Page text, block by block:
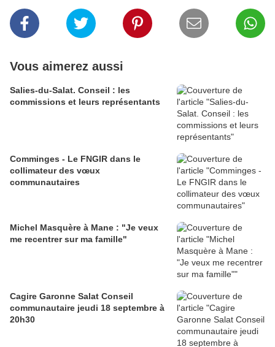
Vous aimerez aussi
Salies-du-Salat. Conseil : les
commissions et leurs représentants
Comminges - Le FNGIR dans le
collimateur des vœux
communautaires
Michel Masquère à Mane : "Je veux
me recentrer sur ma famille"
Cagire Garonne Salat Conseil
communautaire jeudi 18 septembre à
20h30